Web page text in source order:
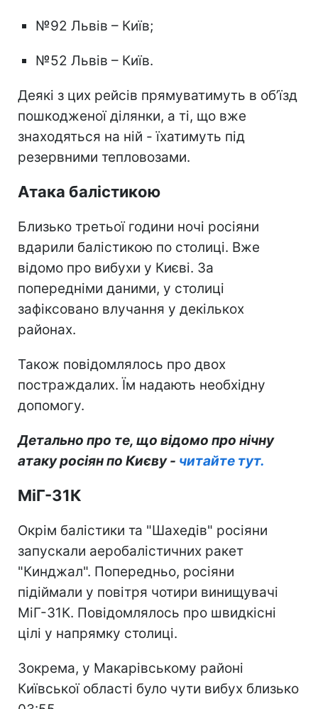
№92 Львів – Київ;
№52 Львів – Київ.
Деякі з цих рейсів прямуватимуть в обʼїзд
пошкодженої ділянки, а ті, що вже
знаходяться на ній - їхатимуть під
резервними тепловозами.
Атака балістикою
Близько третьої години ночі росіяни
вдарили балістикою по столиці. Вже
відомо про вибухи у Києві. За
попередніми даними, у столиці
зафіксовано влучання у декількох
районах.
Також повідомлялось про двох
постраждалих. Їм надають необхідну
допомогу.
Детально про те, що відомо про нічну
атаку росіян по Києву - читайте тут.
МіГ-31К
Окрім балістики та "Шахедів" росіяни
запускали аеробалістичних ракет
"Кинджал". Попередньо, росіяни
підіймали у повітря чотири винищувачі
МіГ-31К. Повідомлялось про швидкісні
цілі у напрямку столиці.
Зокрема, у Макарівському районі
Київської області було чути вибух близько